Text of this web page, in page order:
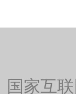
国家互